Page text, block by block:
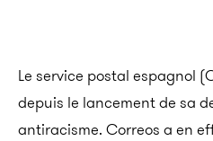
Le service postal espagnol
depuis le lancement de sa
antiracisme. Correos a en